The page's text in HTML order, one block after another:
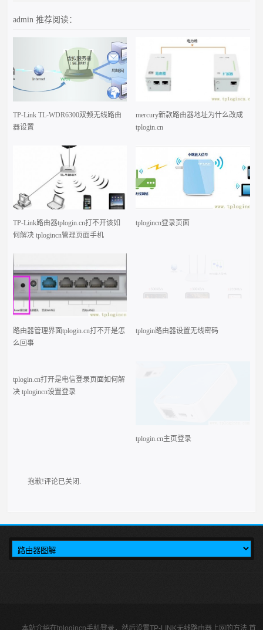
admin推荐阅读：
TP-Link TL-WDR6300双频无线路由
器设置
mercury新款路由器地址为什么改成
tplogin.cn
TP-Link路由器tplogin.cn打不开该如
何解决 tplogincn管理页面手机
tplogincn登录页面
路由器管理界面tplogin.cn打不开是怎
么回事
tplogin路由器设置无线密码
tplogin.cn主页登录